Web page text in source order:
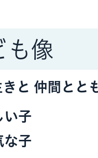
も像
と 仲間とと
い子
な子